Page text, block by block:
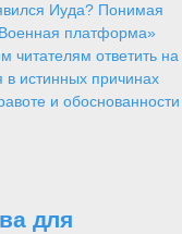
Иуда? Понимая
платформа»
читателям ответить на
истинных причинах
и обоснованности
для